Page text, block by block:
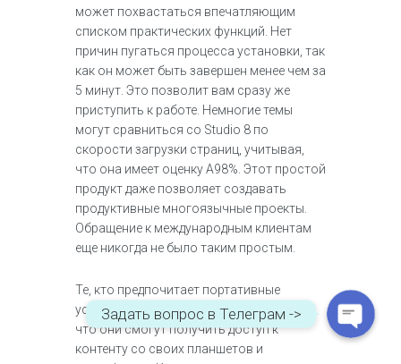
может похвастаться впечатляющим
списком практических функций. Нет
причин пугаться процесса установки, так
как он может быть завершен менее чем за
5 минут. Это позволит вам сразу же
приступить к работе. Немногие темы
могут сравниться со Studio 8 по
скорости загрузки страниц, учитывая,
что она имеет оценку A98%. Этот простой
продукт даже позволяет создавать
продуктивные многоязычные проекты.
Обращение к международным клиентам
еще никогда не было таким простым.
Те, кто предпочитает портативные
устройства, могут быть спокойны, зная,
что они смогут получить доступ к
контенту со своих планшетов и
Задать вопрос в Телеграм ->